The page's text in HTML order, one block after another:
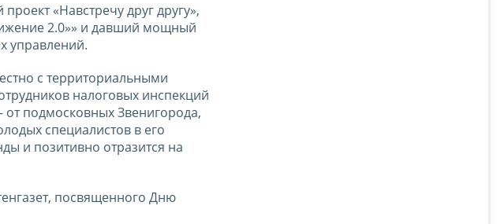
«Навстречу друг другу»,
2.0»» и давший мощный
управлений.
с территориальными
налоговых инспекций
от подмосковных Звенигорода,
специалистов в его
и позитивно отразится на
посвященного Дню